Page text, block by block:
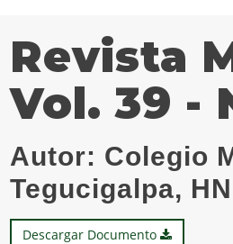
Revista
Vol. 39 -
Autor: Colegio
Tegucigalpa,
Descargar Documento